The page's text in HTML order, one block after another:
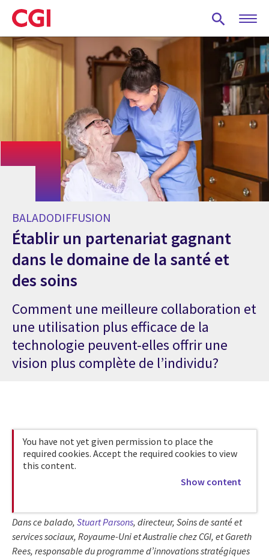
Skip
to
main
content
BALADODIFFUSION
Établir un partenariat gagnant
dans le domaine de la santé et
des soins
Comment une meilleure collaboration et
une utilisation plus efficace de la
technologie peuvent-elles offrir une
vision plus complète de l’individu?
You have not yet given permission to place the
required cookies. Accept the required cookies to view
this content.
Show content
Dans ce balado, Stuart Parsons, directeur, Soins de santé et
services sociaux, Royaume-Uni et Australie chez CGI, et Gareth
Rees, responsable du programme d’innovations stratégiques